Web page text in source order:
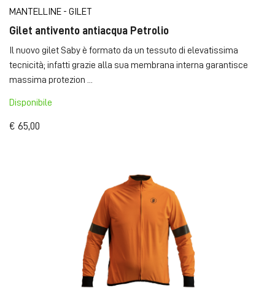
MANTELLINE - GILET
Gilet antivento antiacqua Petrolio
Il nuovo gilet Saby è formato da un tessuto di elevatissima
tecnicità; infatti grazie alla sua membrana interna garantisce
massima protezion ...
Disponibile
€ 65,00